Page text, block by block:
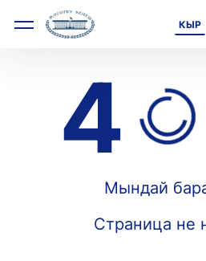
КЫР
4
Мындай
Страница не